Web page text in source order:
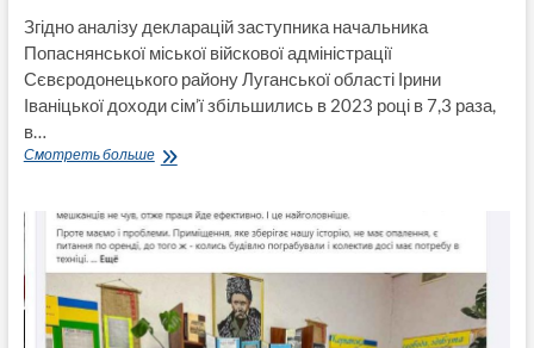
Згідно аналізу декларацій заступника начальника
Попаснянської міської війскової адміністрації
Сєвєродонецького району Луганської області Ірини
Іваніцької доходи сім’ї збільшились в 2023 році в 7,3 раза,
в…
Смотреть большеКому
чиновниці
Ірині
працевлаштування
чоловіка-
пенсіонера